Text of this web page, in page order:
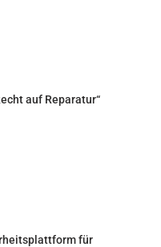
auf Reparatur“
für